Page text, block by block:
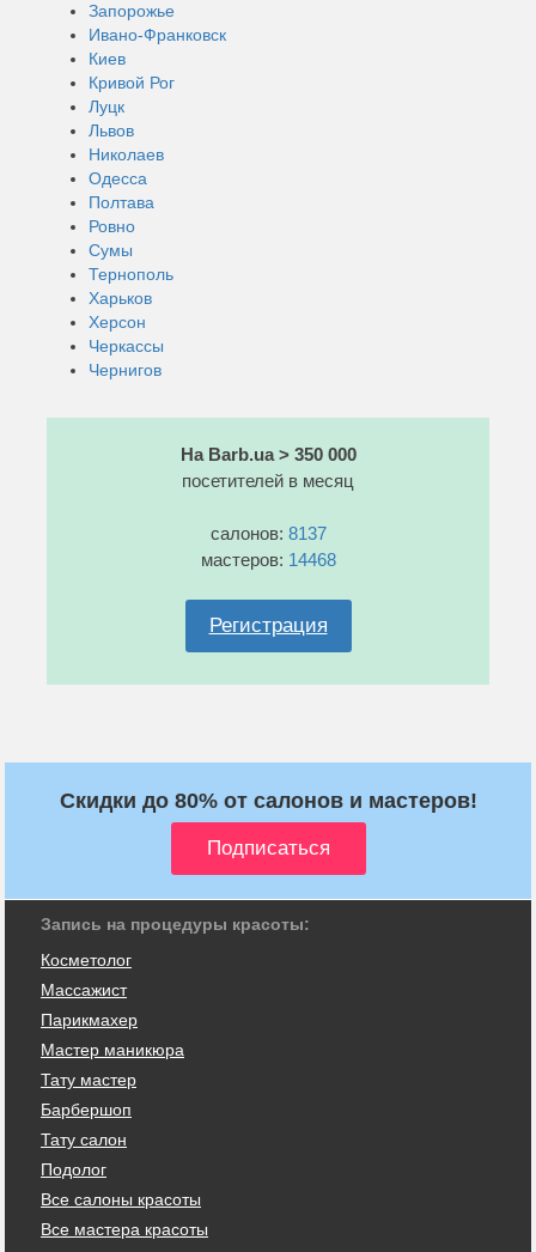
Запорожье
Ивано-Франковск
Киев
Кривой Рог
Луцк
Львов
Николаев
Одесса
Полтава
Ровно
Сумы
Тернополь
Харьков
Херсон
Черкассы
Чернигов
На Barb.ua > 350 000
посетителей в месяц
салонов: 8137
мастеров: 14468
Регистрация
Скидки до 80% от салонов и мастеров!
Запись на процедуры красоты:
Косметолог
Массажист
Парикмахер
Мастер маникюра
Тату мастер
Барбершоп
Тату салон
Подолог
Все салоны красоты
Все мастера красоты